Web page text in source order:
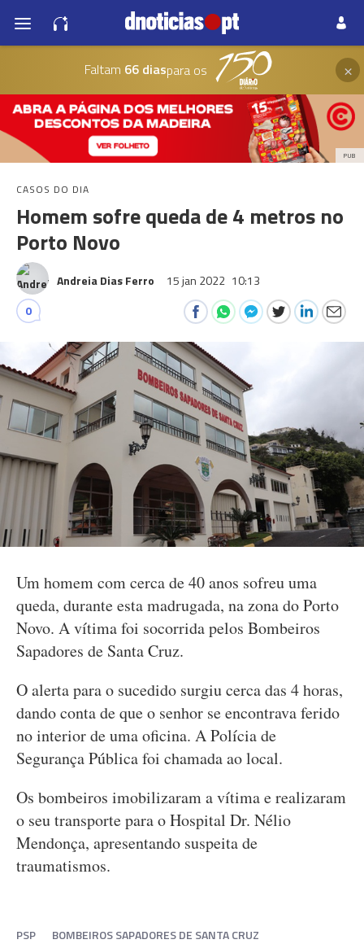
Faltam 66 diaspara os ×
PUB
CASOS DO DIA
Homem sofre queda de 4 metros no
Porto Novo
Andreia Dias Ferro 15 jan 2022 10:13
0
Um homem com cerca de 40 anos sofreu uma
queda, durante esta madrugada, na zona do Porto
Novo. A vítima foi socorrida pelos Bombeiros
Sapadores de Santa Cruz.
O alerta para o sucedido surgiu cerca das 4 horas,
dando conta de que o senhor se encontrava ferido
no interior de uma oficina. A Polícia de
Segurança Pública foi chamada ao local.
Os bombeiros imobilizaram a vítima e realizaram
o seu transporte para o Hospital Dr. Nélio
Mendonça, apresentando suspeita de
traumatismos.
PSP BOMBEIROS SAPADORES DE SANTA CRUZ